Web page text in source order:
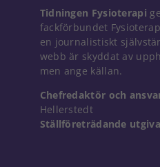
Tidningen Fysioterapi
fackförbundet
en journalistiskt
webb är skyddat av
men ange källan.
Chefredaktör och
Hellerstedt
Ställföreträdande